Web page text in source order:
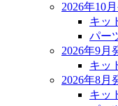
2026年10
キッ
パー
2026年9月
キッ
2026年8月
キッ